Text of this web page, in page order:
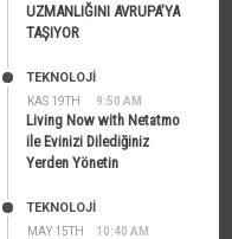
UZMANLIĞINI AVRUPA’YA
TAŞIYOR
KAS 19TH 9:50 AM
TEKNOLOJİ
Living Now with Netatmo
ile Evinizi Dilediğiniz
Yerden Yönetin
MAY 15TH 10:40 AM
TEKNOLOJİ